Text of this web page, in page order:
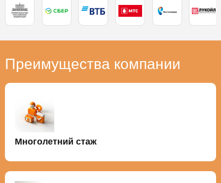
Преимущества компании
Многолетний стаж